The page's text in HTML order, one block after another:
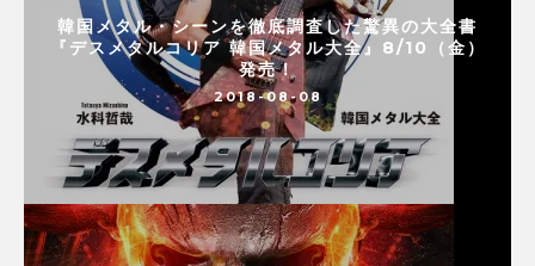
韓国メタル・シーンを徹底調査した驚異の大全書
『デスメタルコリア 韓国メタル大全』8/10（金）
発売！
2018-08-08